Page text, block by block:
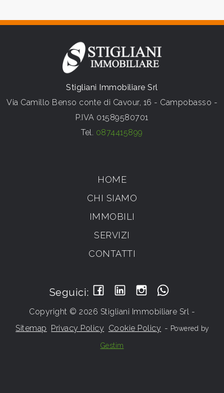
Stigliani Immobiliare Srl
Via Camillo Benso conte di Cavour, 16 - Campobasso -
P.IVA 01589580701
Tel. 0874415899
HOME
CHI SIAMO
IMMOBILI
SERVIZI
CONTATTI
Seguici:
Copyright © 2026 Stigliani Immobiliare Srl -
Sitemap Privacy Policy Cookie Policy - Powered by
Gestim